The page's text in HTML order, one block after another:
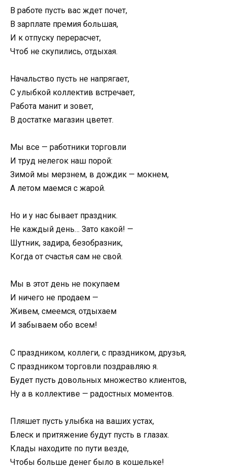
В работе пусть вас ждет почет,
В зарплате премия большая,
И к отпуску перерасчет,
Чтоб не скупились, отдыхая.
Начальство пусть не напрягает,
С улыбкой коллектив встречает,
Работа манит и зовет,
В достатке магазин цветет.
Мы все — работники торговли
И труд нелегок наш порой:
Зимой мы мерзнем, в дождик — мокнем,
А летом маемся с жарой.
Но и у нас бывает праздник.
Не каждый день… Зато какой! —
Шутник, задира, безобразник,
Когда от счастья сам не свой.
Мы в этот день не покупаем
И ничего не продаем —
Живем, смеемся, отдыхаем
И забываем обо всем!
С праздником, коллеги, с праздником, друзья,
С праздником торговли поздравляю я.
Будет пусть довольных множество клиентов,
Ну а в коллективе — радостных моментов.
Пляшет пусть улыбка на ваших устах,
Блеск и притяжение будут пусть в глазах.
Клады находите по пути везде,
Чтобы больше денег было в кошельке!